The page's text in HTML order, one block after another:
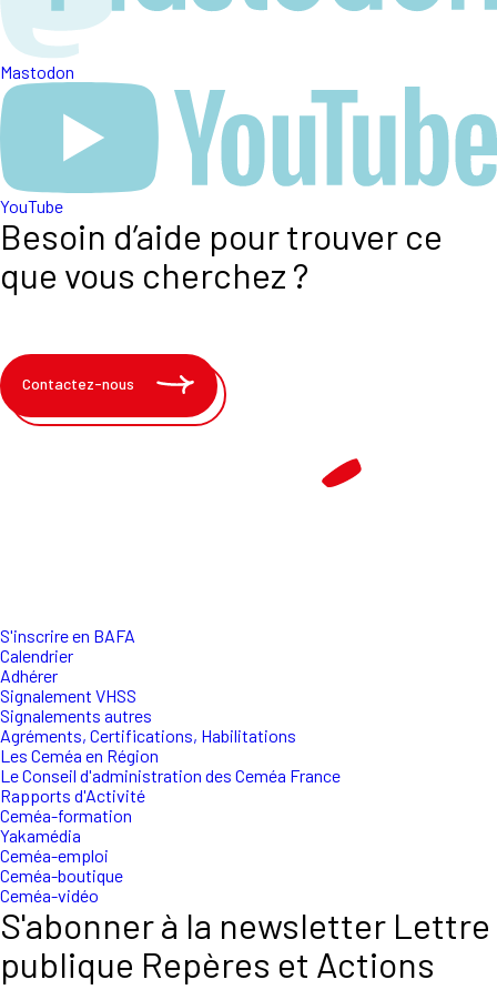
Mastodon
YouTube
Besoin d’aide pour trouver ce
que vous cherchez ?
Contactez-nous
S'inscrire en BAFA
Calendrier
Adhérer
Signalement VHSS
Signalements autres
Agréments, Certifications, Habilitations
Les Ceméa en Région
Le Conseil d'administration des Ceméa France
Rapports d'Activité
Ceméa-formation
Yakamédia
Ceméa-emploi
Ceméa-boutique
Ceméa-vidéo
S'abonner à la newsletter Lettre
publique Repères et Actions